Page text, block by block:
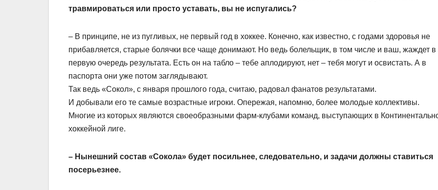
травмироваться или просто уставать, вы не испугались?
– В принципе, не из пугливых, не первый год в хоккее. Конечно, как известно, с годами здоровья не
прибавляется, старые болячки все чаще донимают. Но ведь болельщик, в том числе и ваш, жаждет в
первую очередь результата. Есть он на табло – тебе аплодируют, нет – тебя могут и освистать. А в
паспорта они уже потом заглядывают.
Так ведь «Сокол», с января прошлого года, считаю, радовал фанатов результатами.
И добывали его те самые возрастные игроки. Опережая, напомню, более молодые коллективы.
Многие из которых являются своеобразными фарм-клубами команд, выступающих в
хоккейной лиге.
– Нынешний состав «Сокола» будет посильнее, следовательно, и задачи должны ставиться
посерьезнее.